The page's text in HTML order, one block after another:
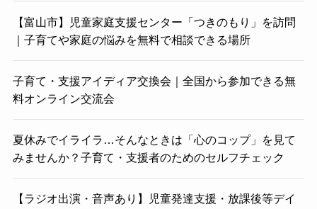
【富山市】児童家庭支援センター「つきのもり」を訪問
｜子育てや家庭の悩みを無料で相談できる場所
子育て・支援アイディア交換会｜全国から参加できる無
料オンライン交流会
夏休みでイライラ…そんなときは「心のコップ」を見て
みませんか？子育て・支援者のためのセルフチェック
【ラジオ出演・音声あり】児童発達支援・放課後等デイ